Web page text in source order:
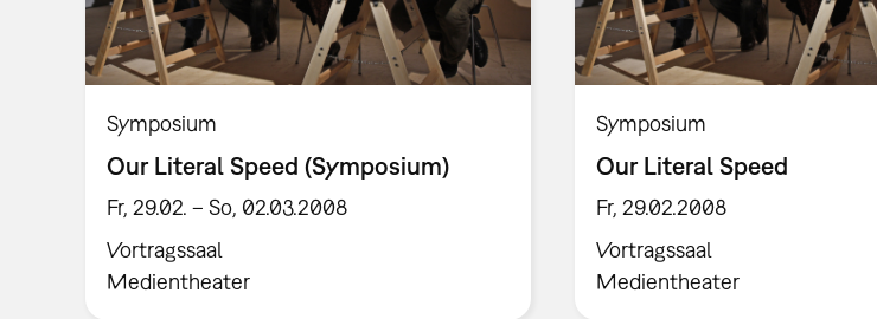
Symposium
Our Literal Speed (Symposium)
Fr, 29.02. – So, 02.03.2008
Vortragssaal
Medientheater
Symposium
Our Literal Speed
Fr, 29.02.2008
Vortragssaal
Medientheater